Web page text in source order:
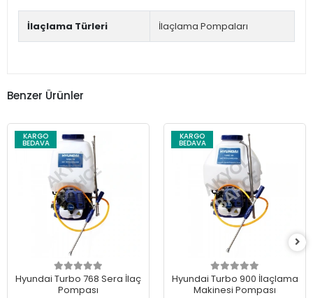
İlaçlama Türleri İlaçlama Pompaları
Benzer Ürünler
KARGO
BEDAVA
Hyundai Turbo 768 Sera İlaç
Pompası
KARGO
BEDAVA
Hyundai Turbo 900 İlaçlama
Makinesi Pompası